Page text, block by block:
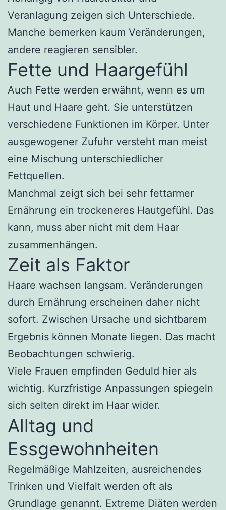
Veranlagung zeigen sich Unterschiede.
Manche bemerken kaum Veränderungen,
andere reagieren sensibler.
Fette und Haargefühl
Auch Fette werden erwähnt, wenn es um
Haut und Haare geht. Sie unterstützen
verschiedene Funktionen im Körper. Unter
ausgewogener Zufuhr versteht man meist
eine Mischung unterschiedlicher
Fettquellen.
Manchmal zeigt sich bei sehr fettarmer
Ernährung ein trockeneres Hautgefühl. Das
kann, muss aber nicht mit dem Haar
zusammenhängen.
Zeit als Faktor
Haare wachsen langsam. Veränderungen
durch Ernährung erscheinen daher nicht
sofort. Zwischen Ursache und sichtbarem
Ergebnis können Monate liegen. Das macht
Beobachtungen schwierig.
Viele Frauen empfinden Geduld hier als
wichtig. Kurzfristige Anpassungen spiegeln
sich selten direkt im Haar wider.
Alltag und
Essgewohnheiten
Regelmäßige Mahlzeiten, ausreichendes
Trinken und Vielfalt werden oft als
Grundlage genannt. Extreme Diäten werden